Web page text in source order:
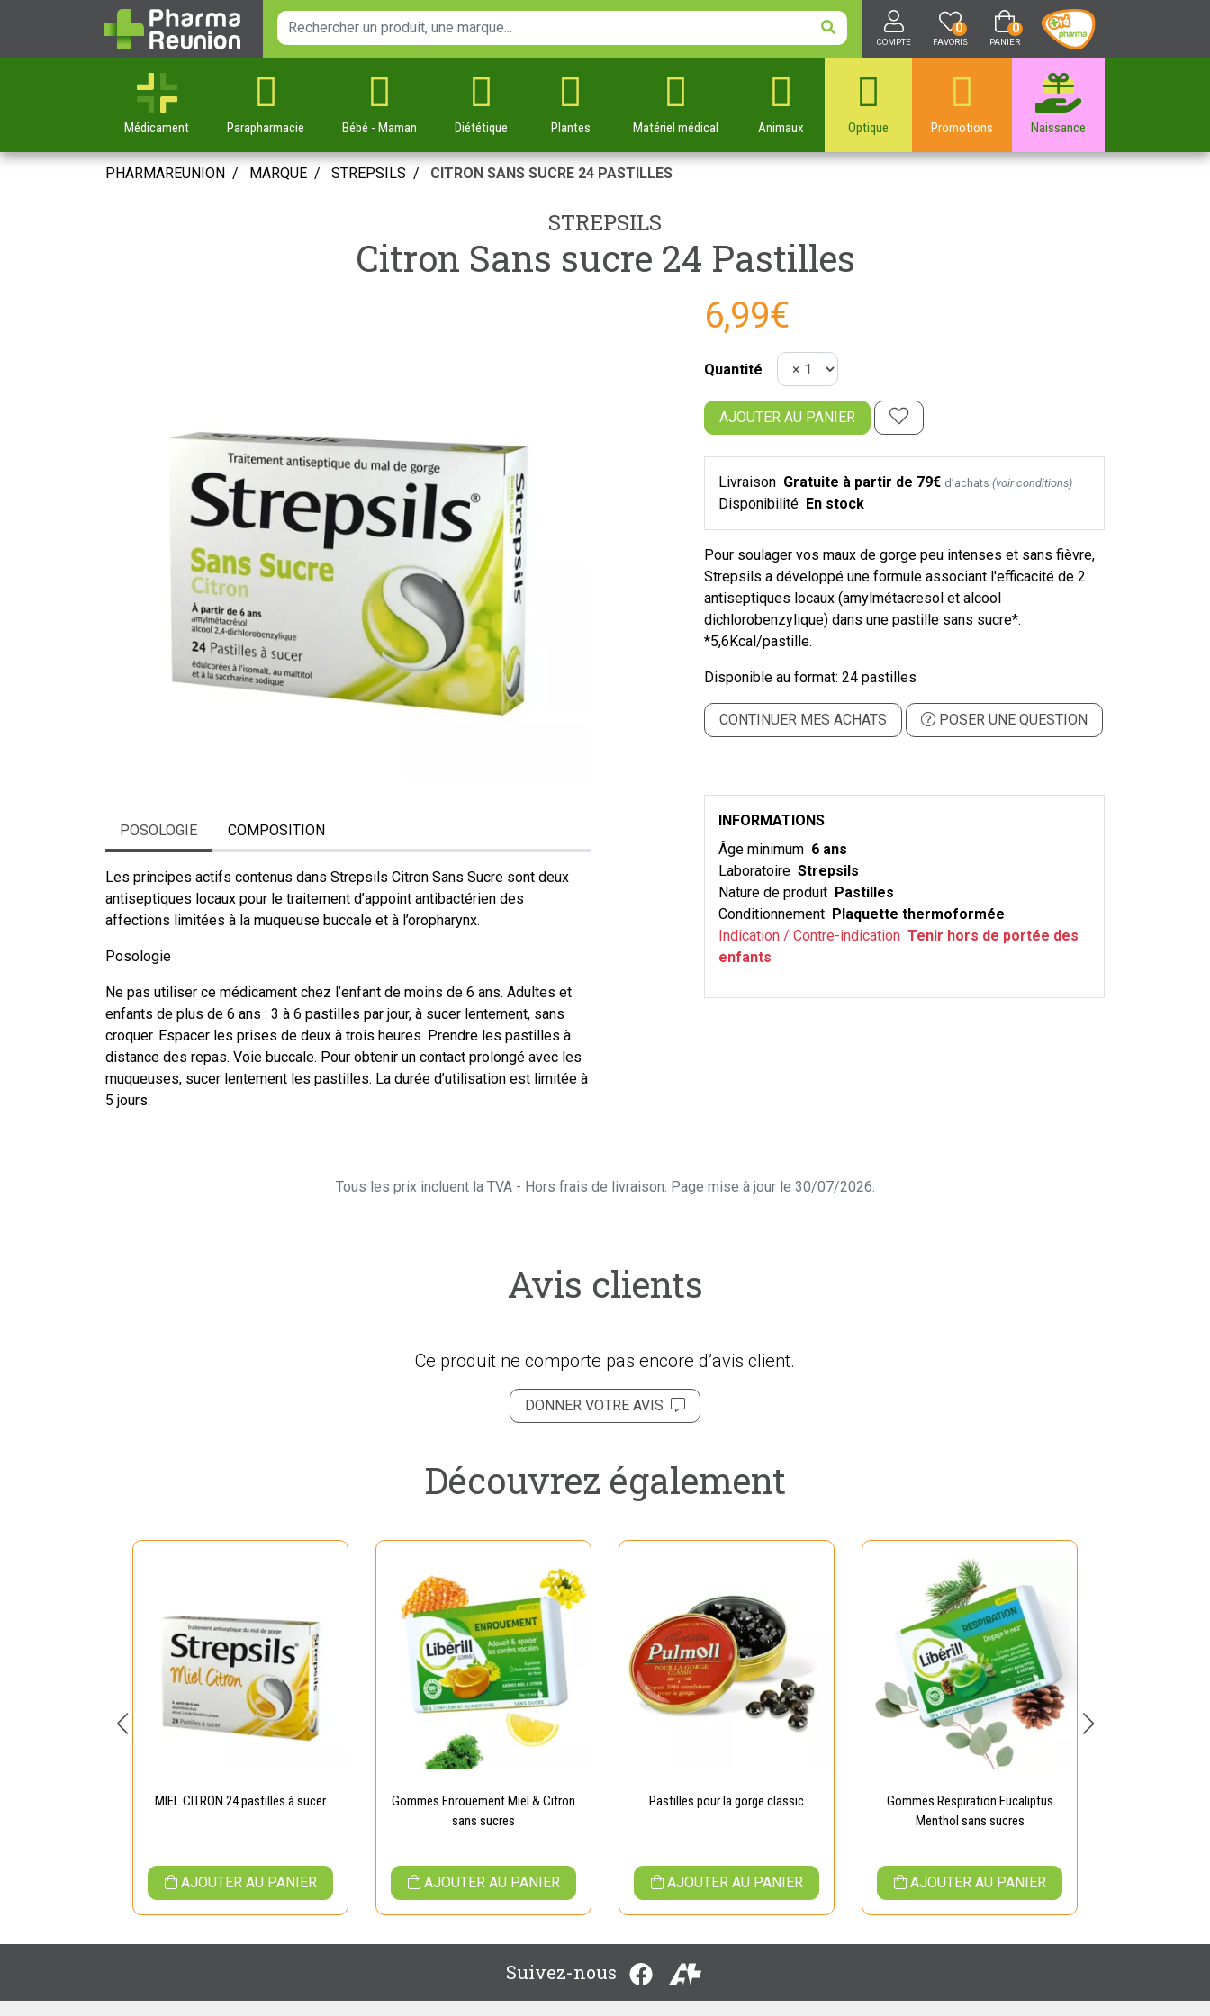
COMPTE FAVORIS
0
PANIER
0
Médicament Parapharmacie Bébé - Maman Diététique Plantes Matériel médical Animaux Optique Promotions Naissance
PHARMAREUNION MARQUE STREPSILS CITRON SANS SUCRE 24 PASTILLES
STREPSILS
Citron Sans sucre 24 Pastilles
6,99€
Quantité
AJOUTER AU PANIER
Livraison Gratuite à partir de 79€ d’achats (voir conditions)
Disponibilité En stock
Pour soulager vos maux de gorge peu intenses et sans fièvre,
Strepsils a développé une formule associant l'efficacité de 2
antiseptiques locaux (amylmétacresol et alcool
dichlorobenzylique) dans une pastille sans sucre*.
*5,6Kcal/pastille.
Disponible au format: 24 pastilles
CONTINUER MES ACHATS POSER UNE QUESTION
POSOLOGIE COMPOSITION
Les principes actifs contenus dans Strepsils Citron Sans Sucre sont deux
antiseptiques locaux pour le traitement d’appoint antibactérien des
affections limitées à la muqueuse buccale et à l’oropharynx.
Posologie
Ne pas utiliser ce médicament chez l’enfant de moins de 6 ans. Adultes et
enfants de plus de 6 ans : 3 à 6 pastilles par jour, à sucer lentement, sans
croquer. Espacer les prises de deux à trois heures. Prendre les pastilles à
distance des repas. Voie buccale. Pour obtenir un contact prolongé avec les
muqueuses, sucer lentement les pastilles. La durée d’utilisation est limitée à
5 jours.
INFORMATIONS
Âge minimum 6 ans
Laboratoire Strepsils
Nature de produit Pastilles
Conditionnement Plaquette thermoformée
Indication / Contre-indication Tenir hors de portée des
enfants
Tous les prix incluent la TVA - Hors frais de livraison. Page mise à jour le 30/07/2026.
Avis clients
Ce produit ne comporte pas encore d’avis client.
DONNER VOTRE AVIS
Découvrez également
MIEL CITRON 24 pastilles à sucer
AJOUTER AU PANIER
Gommes Enrouement Miel & Citron
sans sucres
AJOUTER AU PANIER
Pastilles pour la gorge classic
AJOUTER AU PANIER
Gommes Respiration Eucaliptus
Menthol sans sucres
AJOUTER AU PANIER
Suivez-nous